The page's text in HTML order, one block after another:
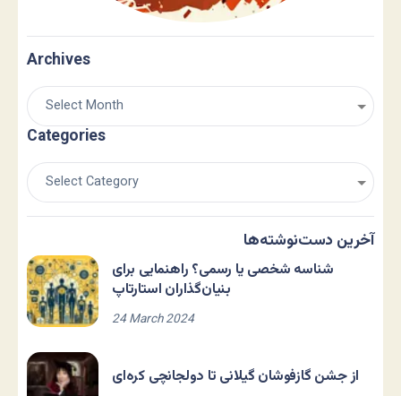
Archives
Categories
آخرین دست‌نوشته‌ها
شناسه شخصی یا رسمی؟ راهنمایی برای
بنیان‌گذاران استارتاپ
24 March 2024
از جشن گازفوشان گیلانی تا دولجانچی کره‌ای